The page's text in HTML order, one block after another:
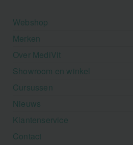
Webshop
Merken
Over MediVit
Showroom en winkel
Cursussen
Nieuws
Klantenservice
Contact